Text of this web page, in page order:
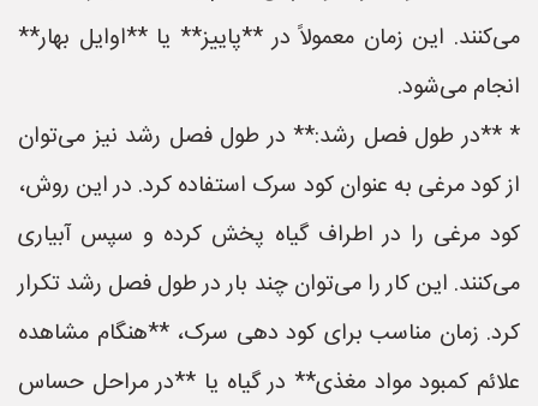
می‌کنند. این زمان معمولاً در **پاییز** یا **اوایل بهار**
انجام می‌شود.
* **در طول فصل رشد:** در طول فصل رشد نیز می‌توان
از کود مرغی به عنوان کود سرک استفاده کرد. در این روش،
کود مرغی را در اطراف گیاه پخش کرده و سپس آبیاری
می‌کنند. این کار را می‌توان چند بار در طول فصل رشد تکرار
کرد. زمان مناسب برای کود دهی سرک، **هنگام مشاهده
علائم کمبود مواد مغذی** در گیاه یا **در مراحل حساس